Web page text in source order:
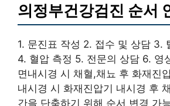
의정부건강검진 순서
1. 문진표 작성 2. 접수 및 상담 3.
4. 혈압 측정 5. 전문의 상담 6. 영
면내시경 시 채혈,채뇨 후 화재진
내시경 시 화재진압기 내시경 후
간을 단축하기 위해 순서 변경 가